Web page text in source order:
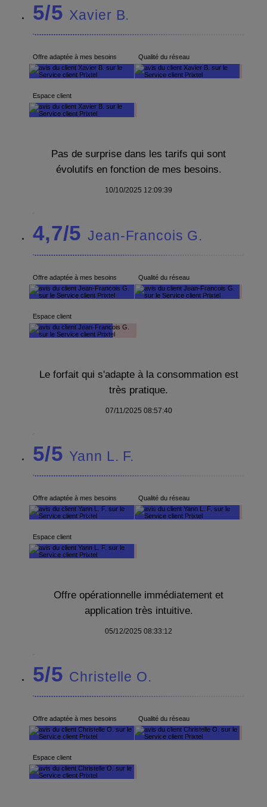
5/5 Xavier B.
Offre adaptée à mes besoins Qualité du réseau
Espace client
Pas de surprise dans les tarifs qui sont
évolutifs en fonction de mes besoins.
10/10/2025 12:09:39
4,7/5Jean-Francois G.
Offre adaptée à mes besoins Qualité du réseau
Espace client
Le forfait qui s'adapte à la consommation est
très pratique.
07/11/2025 08:57:40
5/5 Yann L. F.
Offre adaptée à mes besoins Qualité du réseau
Espace client
Offre opérationnelle immédiatement et
application très intuitive.
05/12/2025 08:33:12
5/5 Christelle O.
Offre adaptée à mes besoins Qualité du réseau
Espace client